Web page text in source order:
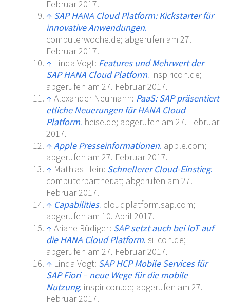
Februar 2017.
↑ SAP HANA Cloud Platform: Kickstarter für
innovative Anwendungen.
computerwoche.de; abgerufen am 27.
Februar 2017.
↑ Linda Vogt: Features und Mehrwert der
SAP HANA Cloud Platform. inspiricon.de;
abgerufen am 27. Februar 2017.
↑Alexander Neumann: PaaS: SAP präsentiert
etliche Neuerungen für HANA Cloud
Platform. heise.de; abgerufen am 27. Februar
2017.
↑Apple Presseinformationen. apple.com;
abgerufen am 27. Februar 2017.
↑ Mathias Hein: Schnellerer Cloud-Einstieg.
computerpartner.at; abgerufen am 27.
Februar 2017.
↑ Capabilities. cloudplatform.sap.com;
abgerufen am 10. April 2017.
↑Ariane Rüdiger: SAP setzt auch bei IoT auf
die HANA Cloud Platform. silicon.de;
abgerufen am 27. Februar 2017.
↑ Linda Vogt: SAP HCP Mobile Services für
SAP Fiori – neue Wege für die mobile
Nutzung. inspiricon.de; abgerufen am 27.
Februar 2017.